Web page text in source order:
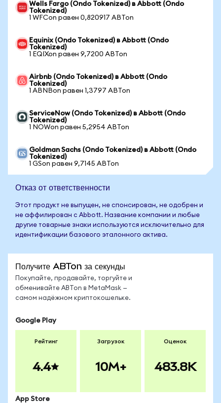
Wells Fargo (Ondo Tokenized) в Abbott (Ondo
Tokenized)
1 WFCon равен 0,820917 ABTon
Equinix (Ondo Tokenized) в Abbott (Ondo
Tokenized)
1 EQIXon равен 9,7200 ABTon
Airbnb (Ondo Tokenized) в Abbott (Ondo
Tokenized)
1 ABNBon равен 1,3797 ABTon
ServiceNow (Ondo Tokenized) в Abbott (Ondo
Tokenized)
1 NOWon равен 5,2954 ABTon
Goldman Sachs (Ondo Tokenized) в Abbott (Ondo
Tokenized)
1 GSon равен 9,7145 ABTon
Отказ от ответственности
Этот продукт не выпущен, не спонсирован, не одобрен и
не аффилирован с Abbott. Название компании и любые
другие товарные знаки используются исключительно для
идентификации базового эталонного актива.
Получите ABTon за секунды
Покупайте, продавайте, торгуйте и
обменивайте ABTon в MetaMask —
самом надёжном криптокошельке.
Google Play
Рейтинг
4.4
Загрузок
10M+
Оценок
483.8K
App Store